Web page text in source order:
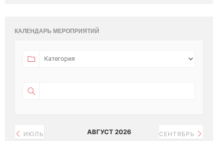
КАЛЕНДАРЬ МЕРОПРИЯТИЙ
ИЮЛЬ АВГУСТ 2026 СЕНТЯБРЬ